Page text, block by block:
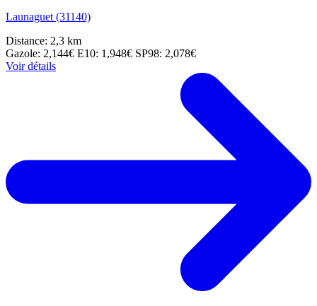
Launaguet (31140)
Distance: 2,3 km
Gazole: 2,144€ E10: 1,948€ SP98: 2,078€
Voir détails